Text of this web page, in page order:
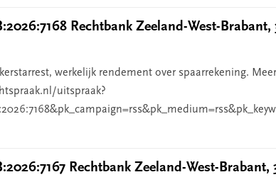
Rechtbank Zeeland-West-Brabant,
kerstarrest, werkelijk rendement over spaarrekening.
uitspraak?
Rechtbank Zeeland-West-Brabant,